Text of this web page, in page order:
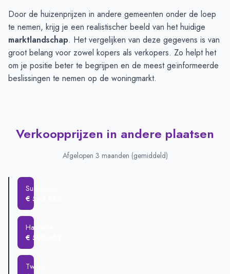
Door de huizenprijzen in andere gemeenten onder de loep
te nemen, krijg je een realistischer beeld van het huidige
marktlandschap. Het vergelijken van deze gegevens is van
groot belang voor zowel kopers als verkopers. Zo helpt het
om je positie beter te begrijpen en de meest geïnformeerde
beslissingen te nemen op de woningmarkt.
Verkoopprijzen in andere plaatsen
Afgelopen 3 maanden (gemiddeld)
Surhuizum
€ 543.888
Harkema
€ 500.453
Twijzel